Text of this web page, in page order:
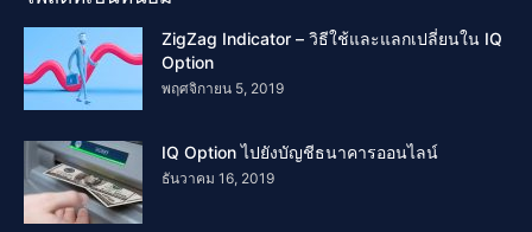
ZigZag Indicator – วิธีใช้และแลกเปลี่ยนใน IQ
Option
พฤศจิกายน 5, 2019
IQ Option ไปยังบัญชีธนาคารออนไลน์
ธันวาคม 16, 2019